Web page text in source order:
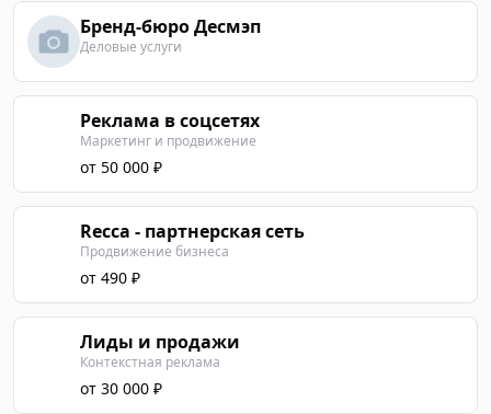
Бренд-бюро Десмэп
Деловые услуги
Реклама в соцсетях
Маркетинг и продвижение
от 50 000 ₽
Recca - партнерская сеть
Продвижение бизнеса
от 490 ₽
Лиды и продажи
Контекстная реклама
от 30 000 ₽